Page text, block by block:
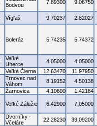
Bodvou
7.89300 9.06750
Vígľaš 9.70237 2.82027
Boleráz 5.74235 5.74372
Veľké
Uherce
4.05000 4.05000
Veľká Čierna 12.63470 11.97950
Trnovec nad
Váhom
8.19152 4.50138
Žarnovica 4.10600 1.42184
Veľké Zálužie 6.42900 7.05000
Dvorníky -
Včeláre
22.28230 39.09200